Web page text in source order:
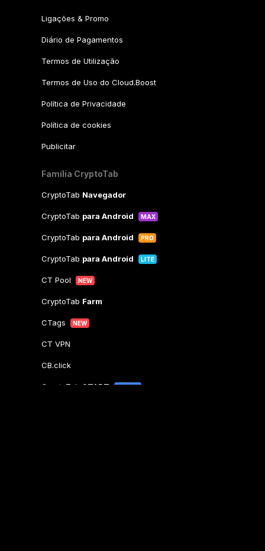
Ligações & Promo
Diário de Pagamentos
Termos de Utilização
Termos de Uso do Cloud.Boost
Política de Privacidade
Política de cookies
Publicitar
Família CryptoTab
CryptoTab Navegador
CryptoTab para Android MAX
CryptoTab para Android PRO
CryptoTab para Android LITE
CT Pool NEW
CryptoTab Farm
CTags NEW
CT VPN
CB.click
CryptoTab START BONUS